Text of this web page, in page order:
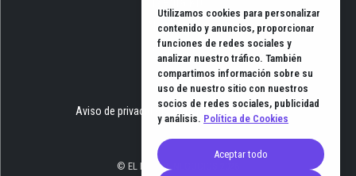
Newsletter
Contacto
Aviso de privacidad Términos y Condiciones
© EL HUB DE NEGOCIOS 2026
Utilizamos cookies para personalizar
contenido y anuncios, proporcionar
funciones de redes sociales y
analizar nuestro tráfico. También
compartimos información sobre su
uso de nuestro sitio con nuestros
socios de redes sociales, publicidad
y análisis. Política de Cookies
Aceptar todo